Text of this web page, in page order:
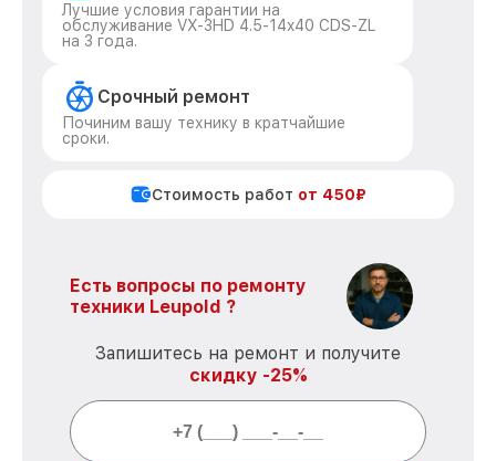
Лучшие условия гарантии на
обслуживание VX-3HD 4.5-14x40 CDS-ZL
на 3 года.
Срочный ремонт
Починим вашу технику в кратчайшие
сроки.
Стоимость работ от 450₽
Есть вопросы по ремонту
техники Leupold ?
Запишитесь на ремонт и получите
скидку -25%